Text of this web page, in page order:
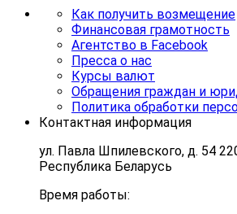
Как получить возмещение
Финансовая грамотность
Агентство в Facebook
Пресса о нас
Курсы валют
Обращения граждан и
Политика обработки
Контактная информация
ул. Павла Шпилевского, д. 54
Республика Беларусь
Время работы: